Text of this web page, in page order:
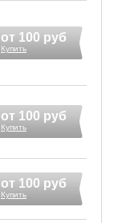
от 100 руб
Купить
от 100 руб
Купить
от 100 руб
Купить